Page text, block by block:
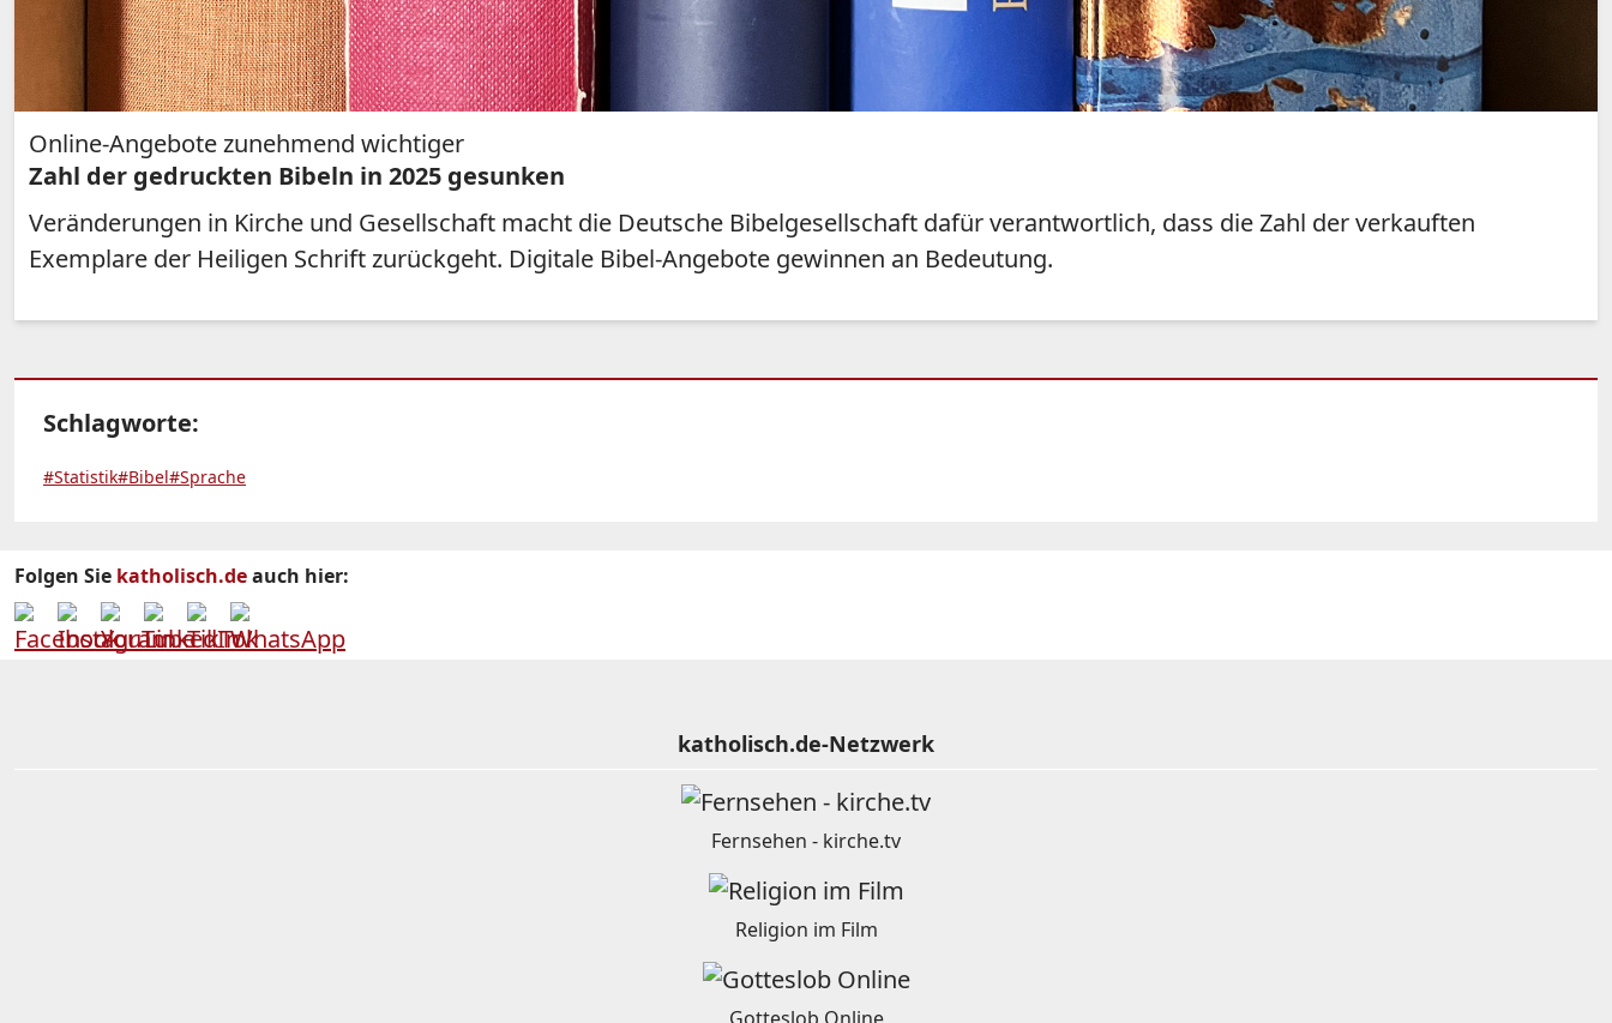
Online-Angebote zunehmend wichtiger
Zahl der gedruckten Bibeln in 2025 gesunken
Veränderungen in Kirche und Gesellschaft macht die Deutsche Bibelgesellschaft dafür verantwortlich, dass die Zahl der verkauften
Exemplare der Heiligen Schrift zurückgeht. Digitale Bibel-Angebote gewinnen an Bedeutung.
Schlagworte:
#Statistik#Bibel#Sprache
Folgen Sie katholisch.deauch hier:
katholisch.de-Netzwerk
Fernsehen - kirche.tv
Religion im Film